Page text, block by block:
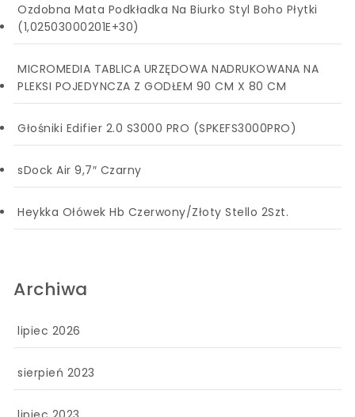
Ozdobna Mata Podkładka Na Biurko Styl Boho Płytki
(1,02503000201E+30)
MICROMEDIA TABLICA URZĘDOWA NADRUKOWANA NA
PLEKSI POJEDYNCZA Z GODŁEM 90 CM X 80 CM
Głośniki Edifier 2.0 S3000 PRO (SPKEFS3000PRO)
sDock Air 9,7″ Czarny
Heykka Ołówek Hb Czerwony/Złoty Stello 2Szt.
Archiwa
lipiec 2026
sierpień 2023